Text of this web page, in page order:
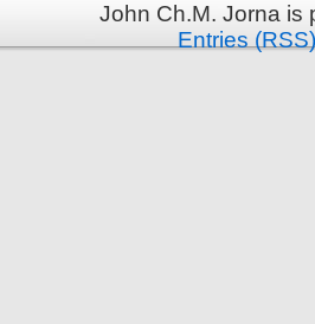
John Ch.M. Jorna
Entries (RSS)